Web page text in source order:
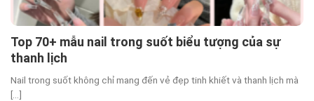
Top 70+ mẫu nail trong suốt biểu tượng của sự
thanh lịch
Nail trong suốt không chỉ mang đến vẻ đẹp tinh khiết và thanh lịch mà
[...]